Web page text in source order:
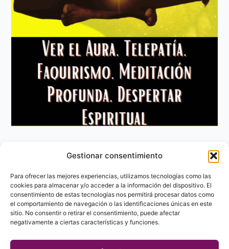
Gestionar consentimiento
Para ofrecer las mejores experiencias, utilizamos tecnologías como las
cookies para almacenar y/o acceder a la información del dispositivo. El
consentimiento de estas tecnologías nos permitirá procesar datos como
el comportamiento de navegación o las identificaciones únicas en este
sitio. No consentir o retirar el consentimiento, puede afectar
negativamente a ciertas características y funciones.
Aviso Legal
Política de privacidad
Política de Cookies
Contacto